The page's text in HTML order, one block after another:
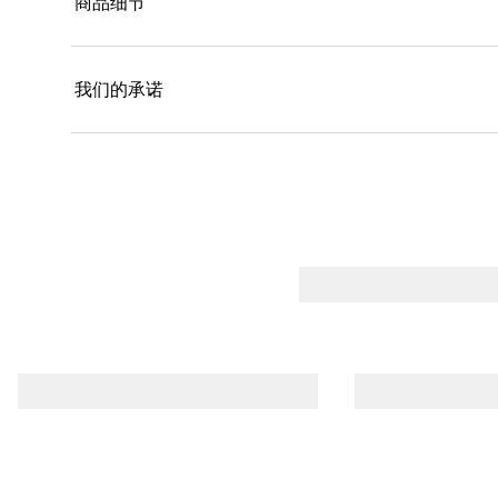
舒适。 （*黑玫瑰油指配方中杂交玫瑰花提取物）融
我们的承诺